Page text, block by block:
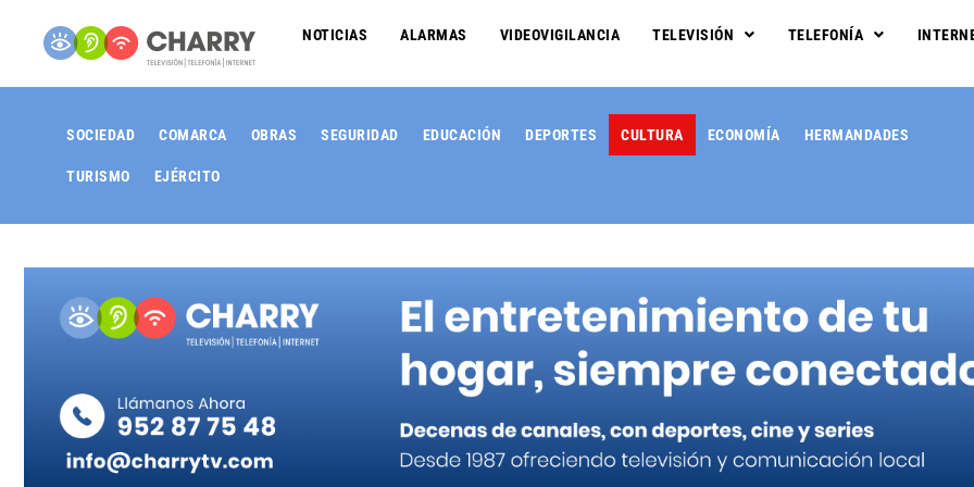
NOTICIAS ALARMAS VIDEOVIGILANCIA TELEVISIÓN TELEFONÍA
SOCIEDAD COMARCA OBRAS SEGURIDAD EDUCACIÓN DEPORTES CULTURA ECONOMÍA HERMANDADES
TURISMO EJÉRCITO